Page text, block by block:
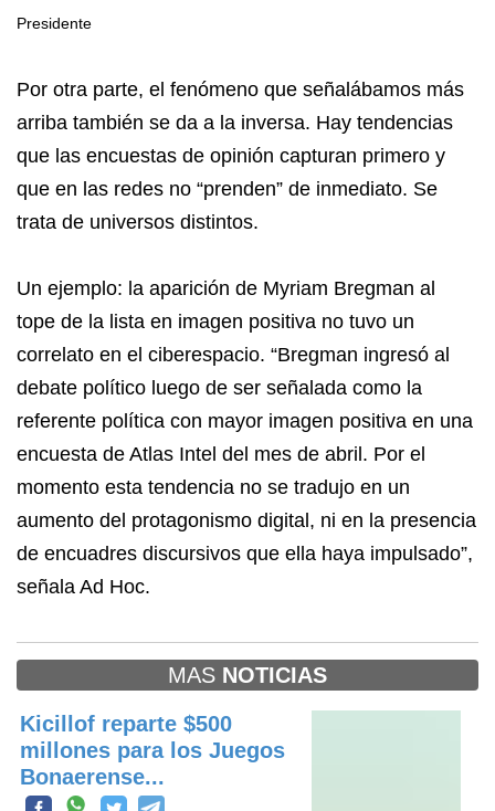
Presidente
Por otra parte, el fenómeno que señalábamos más
arriba también se da a la inversa. Hay tendencias
que las encuestas de opinión capturan primero y
que en las redes no “prenden” de inmediato. Se
trata de universos distintos.
Un ejemplo: la aparición de Myriam Bregman al
tope de la lista en imagen positiva no tuvo un
correlato en el ciberespacio. “Bregman ingresó al
debate político luego de ser señalada como la
referente política con mayor imagen positiva en una
encuesta de Atlas Intel del mes de abril. Por el
momento esta tendencia no se tradujo en un
aumento del protagonismo digital, ni en la presencia
de encuadres discursivos que ella haya impulsado”,
señala Ad Hoc.
MAS NOTICIAS
Kicillof reparte $500
millones para los Juegos
Bonaerense...